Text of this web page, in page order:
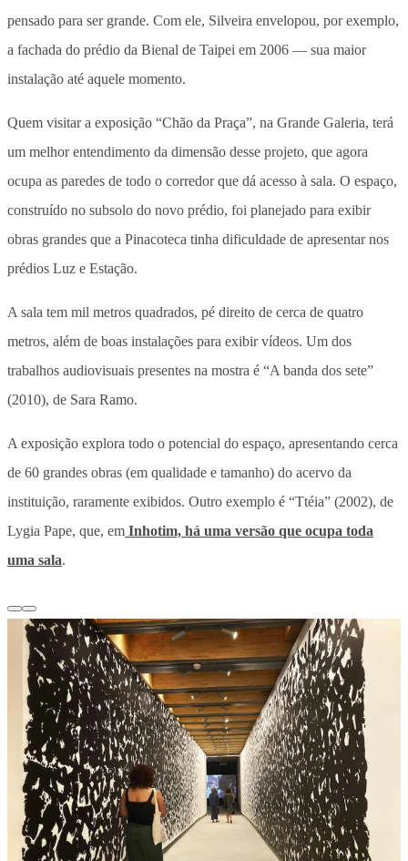
pensado para ser grande. Com ele, Silveira envelopou, por exemplo,
a fachada do prédio da Bienal de Taipei em 2006 — sua maior
instalação até aquele momento.
Quem visitar a exposição “Chão da Praça”, na Grande Galeria, terá
um melhor entendimento da dimensão desse projeto, que agora
ocupa as paredes de todo o corredor que dá acesso à sala. O espaço,
construído no subsolo do novo prédio, foi planejado para exibir
obras grandes que a Pinacoteca tinha dificuldade de apresentar nos
prédios Luz e Estação.
A sala tem mil metros quadrados, pé direito de cerca de quatro
metros, além de boas instalações para exibir vídeos. Um dos
trabalhos audiovisuais presentes na mostra é “A banda dos sete”
(2010), de Sara Ramo.
A exposição explora todo o potencial do espaço, apresentando cerca
de 60 grandes obras (em qualidade e tamanho) do acervo da
instituição, raramente exibidos. Outro exemplo é “Ttéia” (2002), de
Lygia Pape, que, em Inhotim, há uma versão que ocupa toda
uma sala.